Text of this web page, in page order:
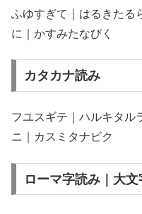
ふゆすぎて｜はるきたる
に｜かすみたなびく
カタカナ読み
フユスギテ｜ハルキタル
ニ｜カスミタナビク
ローマ字読み｜大文